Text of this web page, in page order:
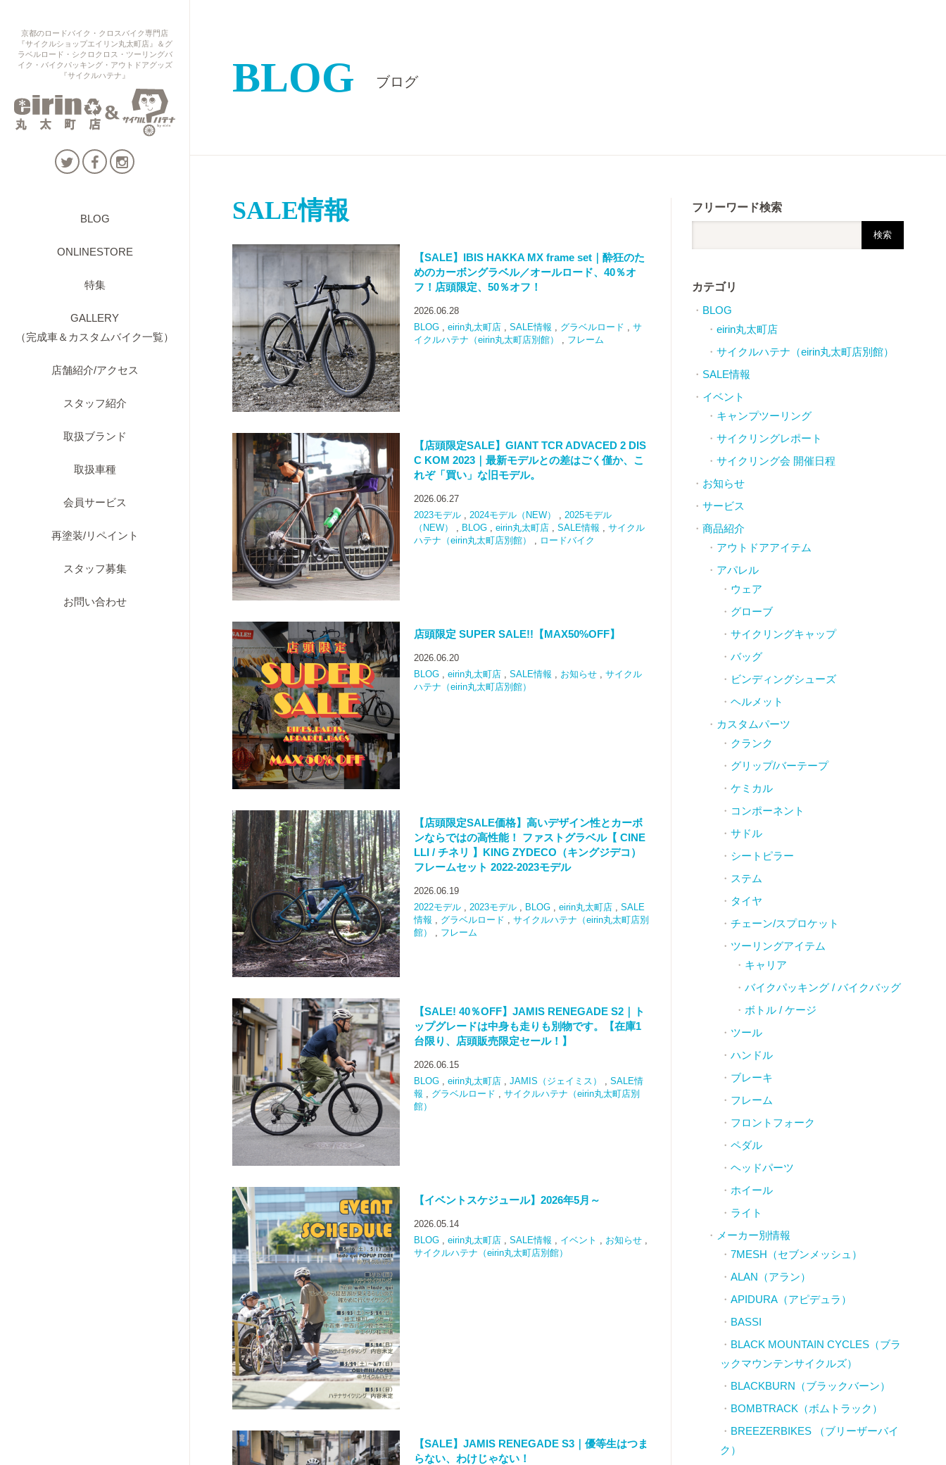
京都のロードバイク・クロスバイク専門店
『サイクルショップエイリン丸太町店』＆グ
ラベルロード・シクロクロス・ツーリングバ
イク・バイクパッキング・アウトドアグッズ
『サイクルハテナ』
BLOG
ONLINESTORE
特集
GALLERY
（完成車＆カスタムバイク一覧）
店舗紹介/アクセス
スタッフ紹介
取扱ブランド
取扱車種
会員サービス
再塗装/リペイント
スタッフ募集
お問い合わせ
BLOG ブログ
SALE情報
【SALE】IBIS HAKKA MX frame set｜酔狂のた
めのカーボングラベル／オールロード、40％オ
フ！店頭限定、50％オフ！
2026.06.28
BLOG, eirin丸太町店, SALE情報 グラベルロード
サ
イクルハテナ（eirin丸太町店別館）
フレーム
【店頭限定SALE】GIANT TCR ADVACED 2 DIS
C KOM 2023｜最新モデルとの差はごく僅か、こ
れぞ「買い」な旧モデル。
2026.06.27
2023モデル, 2024モデル（NEW） , 2025モデル
（NEW）
, BLOG, eirin丸太町店, SALE情報 , サイクル
ハテナ（eirin丸太町店別館）
, ロードバイク
店頭限定 SUPER SALE!!【MAX50%OFF】
2026.06.20
BLOG, eirin丸太町店, SALE情報 , お知らせ, サイクル
ハテナ（eirin丸太町店別館）
【店頭限定SALE価格】高いデザイン性とカーボ
ンならではの高性能！ ファストグラベル【 CINE
LLI / チネリ 】KING ZYDECO（キングジデコ）
フレームセット 2022-2023モデル
2026.06.19
2022モデル, 2023モデル, BLOG, eirin丸太町店, SALE
情報 , グラベルロード , サイクルハテナ（eirin丸太町店別
館）
, フレーム
【SALE! 40％OFF】JAMIS RENEGADE S2｜ト
ップグレードは中身も走りも別物です。【在庫1
台限り、店頭販売限定セール！】
2026.06.15
BLOG, eirin丸太町店, JAMIS（ジェイミス）
SALE情
報
グラベルロード
サイクルハテナ（eirin丸太町店別
館）
【イベントスケジュール】2026年5月～
2026.05.14
BLOG, eirin丸太町店, SALE情報 イベント お知らせ,
サイクルハテナ（eirin丸太町店別館）
【SALE】JAMIS RENEGADE S3｜優等生はつま
らない、わけじゃない！
フリーワード検索
カテゴリ
BLOG
eirin丸太町店
サイクルハテナ（eirin丸太町店別館）
SALE情報
イベント
キャンプツーリング
サイクリングレポート
サイクリング会 開催日程
お知らせ
サービス
商品紹介
アウトドアアイテム
アパレル
ウェア
グローブ
サイクリングキャップ
バッグ
ビンディングシューズ
ヘルメット
カスタムパーツ
クランク
グリップ/バーテープ
ケミカル
コンポーネント
サドル
シートピラー
ステム
タイヤ
チェーン/スプロケット
ツーリングアイテム
キャリア
バイクパッキング / バイクバッグ
ボトル / ケージ
ツール
ハンドル
ブレーキ
フレーム
フロントフォーク
ペダル
ヘッドパーツ
ホイール
ライト
メーカー別情報
7MESH（セブンメッシュ）
ALAN（アラン）
APIDURA（アピデュラ）
BASSI
BLACK MOUNTAIN CYCLES（ブラ
ックマウンテンサイクルズ）
BLACKBURN（ブラックバーン）
BOMBTRACK（ボムトラック）
BREEZERBIKES （ブリーザーバイ
ク）